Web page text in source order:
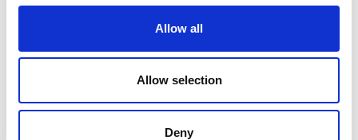
Allow all
Allow selection
Deny